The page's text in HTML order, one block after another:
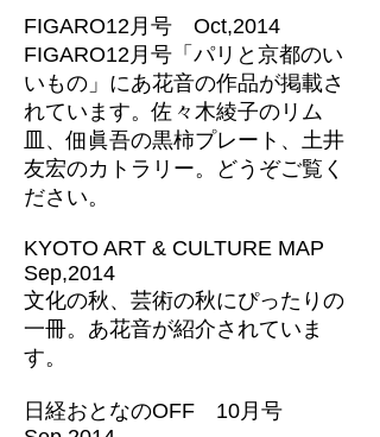
FIGARO12月号 Oct,2014
FIGARO12月号「パリと京都のい
いもの」にあ花音の作品が掲載さ
れています。佐々木綾子のリム
皿、佃眞吾の黒柿プレート、土井
友宏のカトラリー。どうぞご覧く
ださい。
KYOTO ART & CULTURE MAP
Sep,2014
文化の秋、芸術の秋にぴったりの
一冊。あ花音が紹介されていま
す。
日経おとなのOFF 10月号